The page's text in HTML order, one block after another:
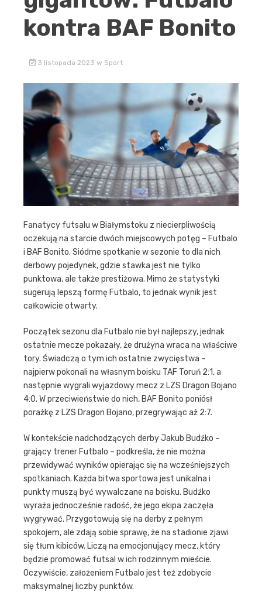
kontra BAF Bonito
3 listopada 2023 w Sport
Fanatycy futsalu w Białymstoku z niecierpliwością
oczekują na starcie dwóch miejscowych potęg – Futbalo
i BAF Bonito. Siódme spotkanie w sezonie to dla nich
derbowy pojedynek, gdzie stawka jest nie tylko
punktowa, ale także prestiżowa. Mimo że statystyki
sugerują lepszą formę Futbalo, to jednak wynik jest
całkowicie otwarty.
Początek sezonu dla Futbalo nie był najlepszy, jednak
ostatnie mecze pokazały, że drużyna wraca na właściwe
tory. Świadczą o tym ich ostatnie zwycięstwa –
najpierw pokonali na własnym boisku TAF Toruń 2:1, a
następnie wygrali wyjazdowy mecz z LZS Dragon Bojano
4:0. W przeciwieństwie do nich, BAF Bonito poniósł
porażkę z LZS Dragon Bojano, przegrywając aż 2:7.
W kontekście nadchodzących derby Jakub Budźko –
grający trener Futbalo – podkreśla, że nie można
przewidywać wyników opierając się na wcześniejszych
spotkaniach. Każda bitwa sportowa jest unikalna i
punkty muszą być wywalczane na boisku. Budźko
wyraża jednocześnie radość, że jego ekipa zaczęła
wygrywać. Przygotowują się na derby z pełnym
spokojem, ale zdają sobie sprawę, że na stadionie zjawi
się tłum kibiców. Liczą na emocjonujący mecz, który
będzie promować futsal w ich rodzinnym mieście.
Oczywiście, założeniem Futbalo jest też zdobycie
maksymalnej liczby punktów.